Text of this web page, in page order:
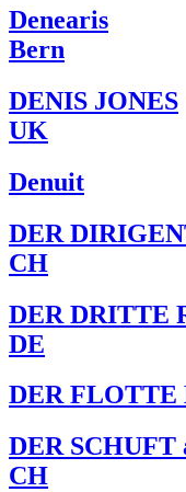
Denearis
Bern
DENIS JONES
UK
Denuit
DER
CH
DER DRITTE
DE
DER FLOTTE
DER SCHUFT
CH